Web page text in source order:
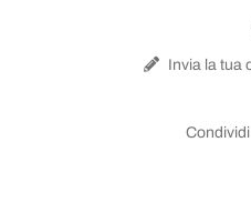
Invia la tua
Condividi